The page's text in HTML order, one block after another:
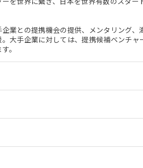
業との提携機会の提供、メンタリング
大手企業に対しては、提携候補ベンチ
。